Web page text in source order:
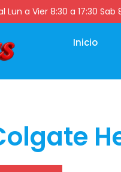
Lun a Vier 8:30 a 17:30
Inicio